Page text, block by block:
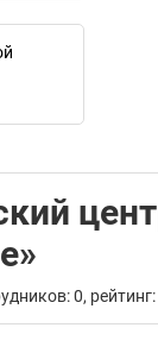
0, рейтинг: